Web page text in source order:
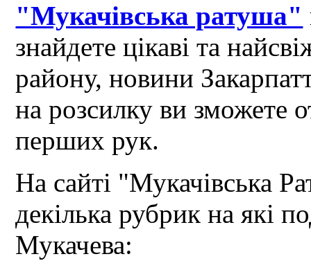
"Мукачівська ратуша"
знайдете цікаві та
району, новини
на розсилку ви зможете
перших рук.
На сайті "Мукачівська
декілька рубрик на які
Мукачева: